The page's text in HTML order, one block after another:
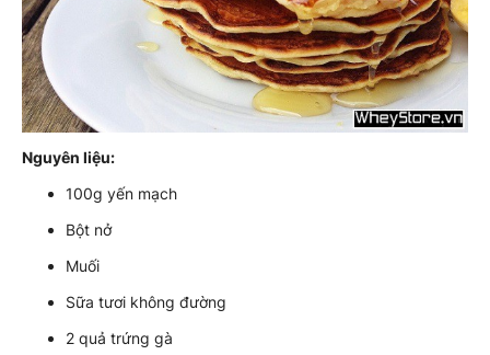
Nguyên liệu:
100g yến mạch
Bột nở
Muối
Sữa tươi không đường
2 quả trứng gà